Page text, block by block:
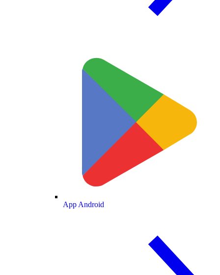
App Android